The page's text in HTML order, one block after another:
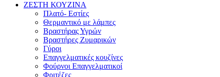
ΖΕΣΤΗ ΚΟΥΖΙΝΑ
Πλατό- Εστίες
Θερμαντικό με λάμπες
Βραστήρας Υγρών
Βραστήρες Ζυμαρικών
Γύροι
Επαγγελματικές κουζίνες
Φούρνοι Επαγγελματικοί
Φριτέζες